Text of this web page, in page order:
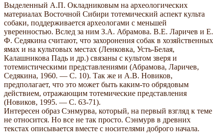
Выделенный А.П. Окладниковым на археологических
материалах Восточной Сибири тотемический аспект культа
собаки, поддерживается археологами с меньшей
уверенностью. Вслед за ним З.А. Абрамова. В.Е. Ларичев и Е.
Ф. Седякина считают, что захоронения собак в хозяйственных
ямах и на культовых местах (Ленковка, Усть-Белая,
Калашникова Падь и др.) связаны с культом зверя и
тотемистическими представлениями (Абрамова, Ларичев,
Седякина, 1960. — С. 10). Так же и А.В. Новиков,
предполагает, что это может быть каким-то обрядовым
действием, отражающим тотемические представления
(Новиков, 1995. — С. 63-71).
Интересен образ Сэнмурва, который, на первый взгляд к теме
не относится. Но все не так просто. Сэнмурв в древних
текстах описывается вместе с носителями доброго начала.